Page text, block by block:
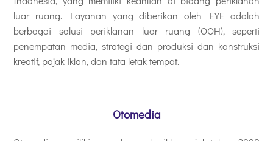
luar ruang. Layanan yang diberikan oleh EYE adalah
berbagai solusi periklanan luar ruang (OOH), seperti
penempatan media, strategi dan produksi dan konstruksi
kreatif, pajak iklan, dan tata letak tempat.
Otomedia